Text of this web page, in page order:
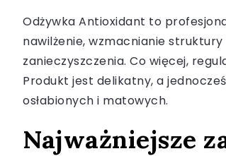
Odżywka Antioxidant to
nawilżenie, wzmacnianie
zanieczyszczenia. Co więcej,
Produkt jest delikatny, a
osłabionych i matowych.
Najważniejsze